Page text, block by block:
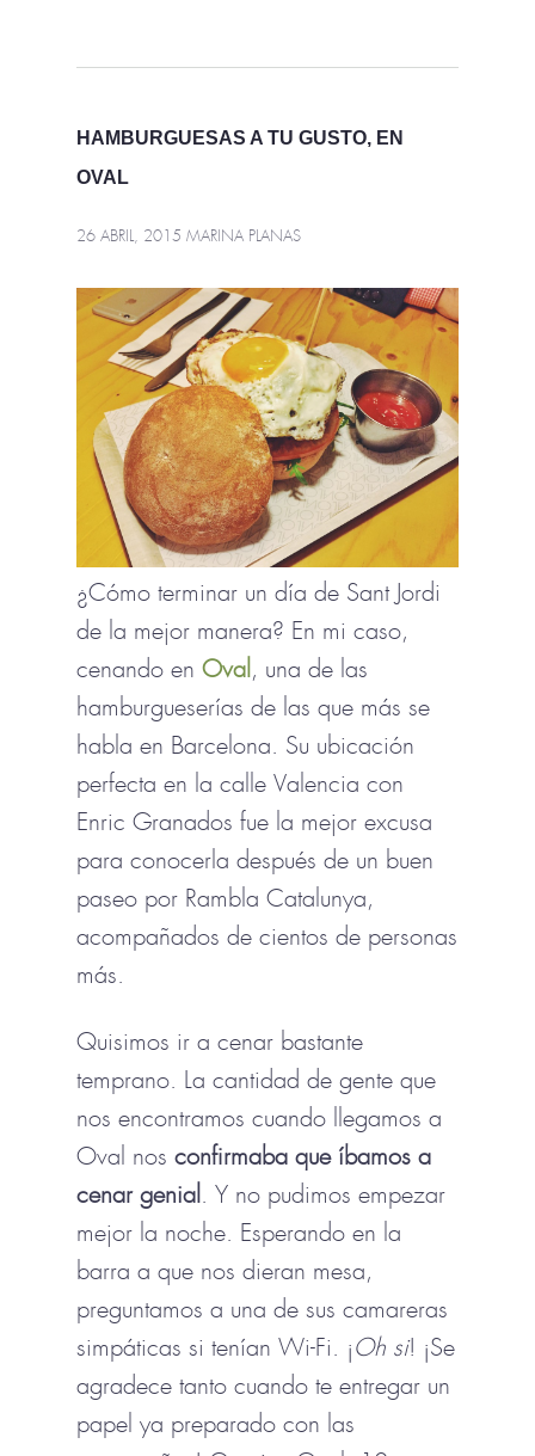
HAMBURGUESAS A TU GUSTO, EN
OVAL
26 ABRIL, 2015 MARINA PLANAS
¿Cómo terminar un día de Sant Jordi
de la mejor manera? En mi caso,
cenando en Oval, una de las
hamburgueserías de las que más se
habla en Barcelona. Su ubicación
perfecta en la calle Valencia con
Enric Granados fue la mejor excusa
para conocerla después de un buen
paseo por Rambla Catalunya,
acompañados de cientos de personas
más.
Quisimos ir a cenar bastante
temprano. La cantidad de gente que
nos encontramos cuando llegamos a
Oval nos confirmaba que íbamos a
cenar genial. Y no pudimos empezar
mejor la noche. Esperando en la
barra a que nos dieran mesa,
preguntamos a una de sus camareras
simpáticas si tenían Wi-Fi. ¡Oh si! ¡Se
agradece tanto cuando te entregar un
papel ya preparado con las